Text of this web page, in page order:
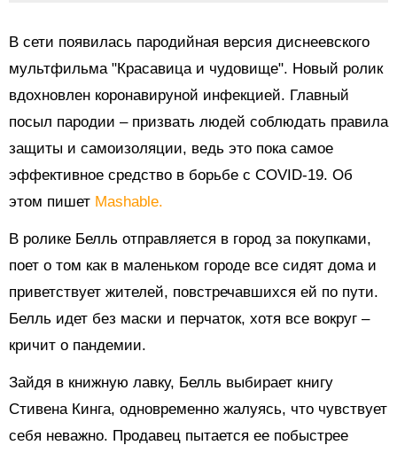
В сети появилась пародийная версия диснеевского
мультфильма "Красавица и чудовище". Новый ролик
вдохновлен коронавируной инфекцией. Главный
посыл пародии – призвать людей соблюдать правила
защиты и самоизоляции, ведь это пока самое
эффективное средство в борьбе с COVID-19. Об
этом пишет Mashable.
В ролике Белль отправляется в город за покупками,
поет о том как в маленьком городе все сидят дома и
приветствует жителей, повстречавшихся ей по пути.
Белль идет без маски и перчаток, хотя все вокруг –
кричит о пандемии.
Зайдя в книжную лавку, Белль выбирает книгу
Стивена Кинга, одновременно жалуясь, что чувствует
себя неважно. Продавец пытается ее побыстрее